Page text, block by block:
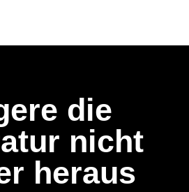
die
nicht
heraus